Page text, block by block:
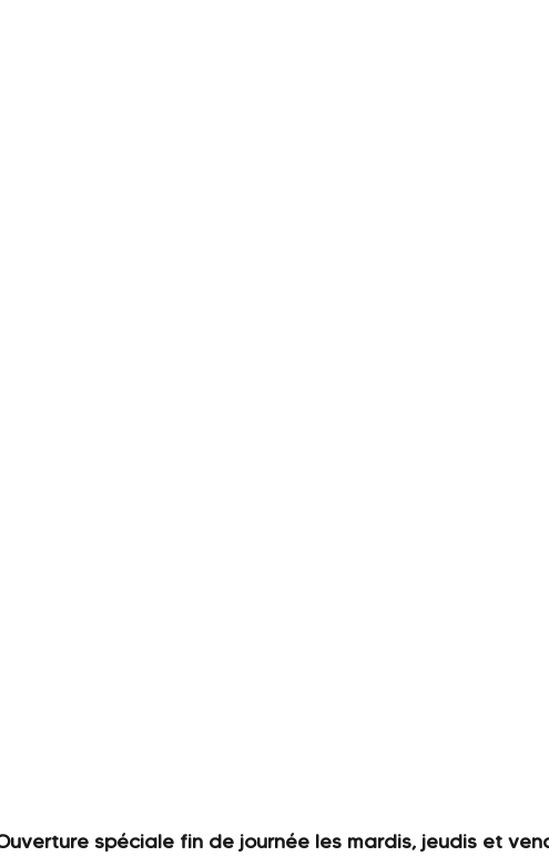
spéciale fin de journée les mardis, jeudis et